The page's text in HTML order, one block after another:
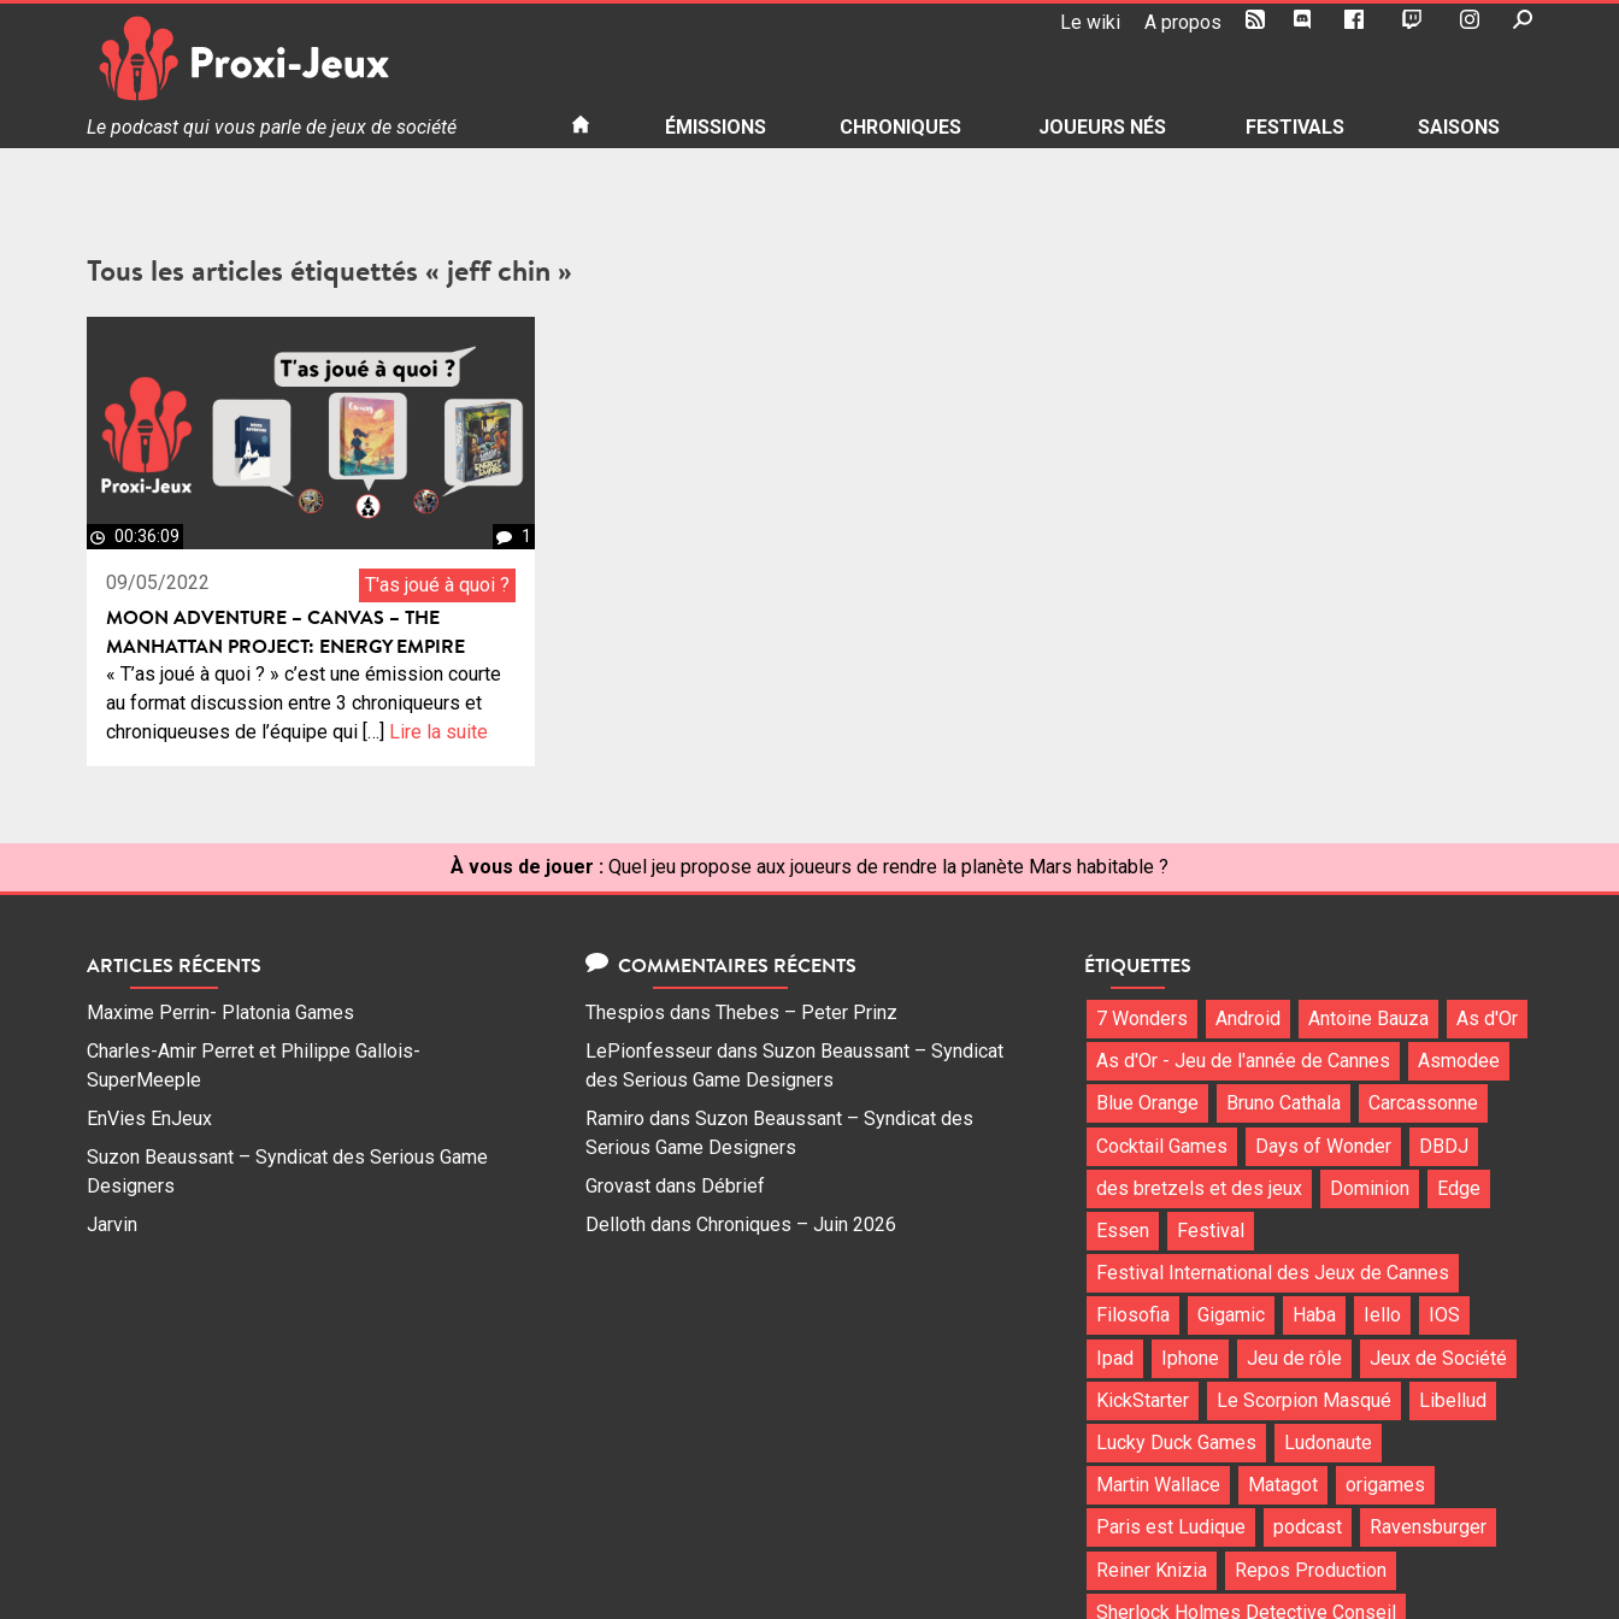
Le wiki A propos
Proxi Jeux - Le podcast qui vous parle de jeux de société
Le podcast qui vous parle de jeux de société ÉMISSIONS CHRONIQUES JOUEURS NÉS FESTIVALS SAISONS
Tous les articles étiquettés « jeff chin »
00:36:09 1
09/05/2022 T'as joué à quoi ?
MOON ADVENTURE – CANVAS – THE
MANHATTAN PROJECT: ENERGY EMPIRE
« T’as joué à quoi ? » c’est une émission courte
au format discussion entre 3 chroniqueurs et
chroniqueuses de l’équipe qui […]
Lire la suite
À vous de jouer : Quel jeu propose aux joueurs de rendre la planète Mars habitable ?
ARTICLES RÉCENTS
Maxime Perrin- Platonia Games
Charles-Amir Perret et Philippe Gallois-
SuperMeeple
EnVies EnJeux
Suzon Beaussant – Syndicat des Serious Game
Designers
Jarvin
COMMENTAIRES RÉCENTS
Thespios dans Thebes – Peter Prinz
LePionfesseur dans Suzon Beaussant – Syndicat
des Serious Game Designers
Ramiro dans Suzon Beaussant – Syndicat des
Serious Game Designers
Grovast dans Débrief
Delloth dans Chroniques – Juin 2026
ÉTIQUETTES
7 Wonders Android Antoine Bauza
As d'Or
As d'Or - Jeu de l'année de Cannes
Asmodee
Blue Orange
Bruno Cathala
Carcassonne
Cocktail Games
Days of Wonder
DBDJ
des bretzels et des jeux
Dominion
Edge
Essen
Festival
Festival International des Jeux de Cannes
Filosofia
Gigamic Haba Iello
IOS
Ipad
Iphone Jeu de rôle
Jeux de Société
KickStarter
Le Scorpion Masqué
Libellud
Lucky Duck Games
Ludonaute
Martin Wallace
Matagot
origames
Paris est Ludique
podcast
Ravensburger
Reiner Knizia
Repos Production
Sherlock Holmes Detective Conseil